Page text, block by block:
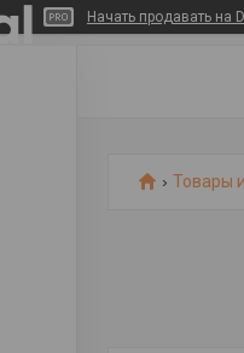
Начать продавать на
Товары